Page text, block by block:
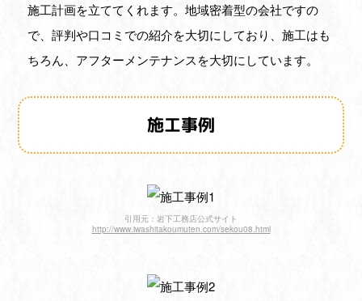
施工計画を立ててくれます。地域密着型の会社ですの
で、評判や口コミでの紹介を大切にしており、施工はも
ちろん、アフターメンテナンスを大切にしています。
施工事例
引用元：岩下工務店公式サイト
http://www.iwashitakoumuten.com/sekou08.html